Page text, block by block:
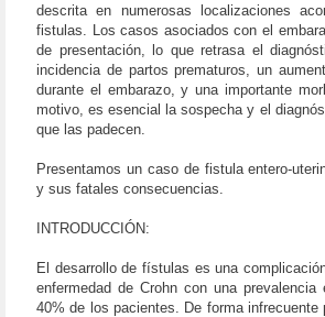
descrita en numerosas localizaciones
fistulas. Los casos asociados con el
de presentación, lo que retrasa el
incidencia de partos prematuros, un
durante el embarazo, y una importante
motivo, es esencial la sospecha y el
que las padecen.
Presentamos un caso de fistula entero-
y sus fatales consecuencias.
INTRODUCCIÓN:
El desarrollo de fístulas es una
enfermedad de Crohn con una
40% de los pacientes. De forma infrecuente